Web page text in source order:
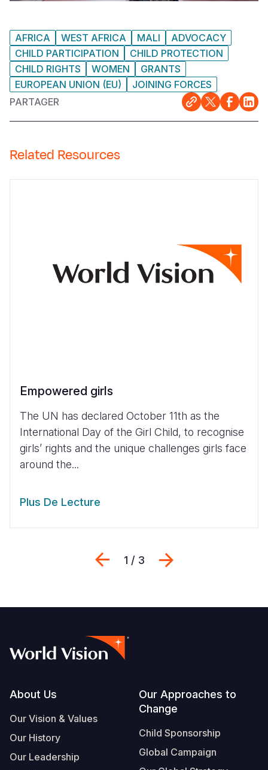
AFRICA WEST AFRICA MALI
ADVOCACY
CHILD PARTICIPATION
CHILD PROTECTION
CHILD RIGHTS
WOMEN
GRANTS
EUROPEAN UNION (EU)
JOINING FORCES
PARTAGER
Related Resources
Empowered girls
The UN has declared October 11th as the
International Day of the Girl Child, to recognise
girls’ rights and the unique challenges girls face
around the...
Plus De Lecture
Previous
1 / 3
Footer
About Us
Our Vision & Values
Our History
Our Leadership
Our Approaches to
Change
Child Sponsorship
Global Campaign